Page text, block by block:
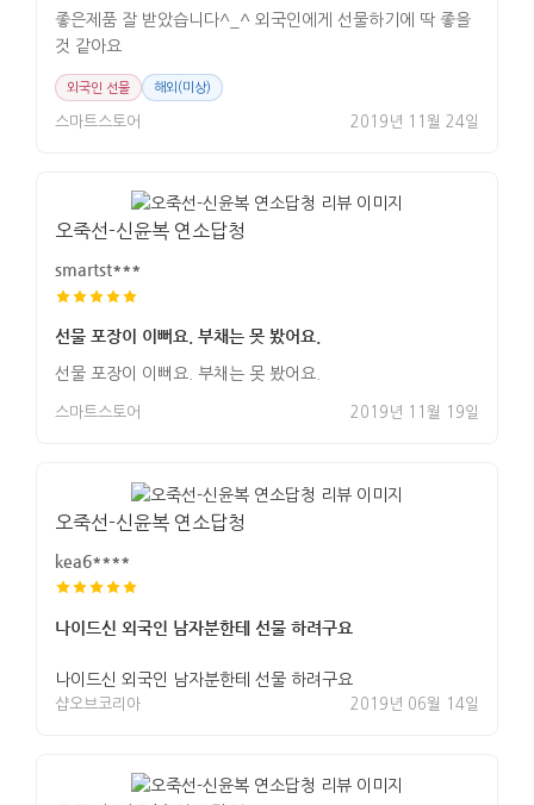
좋은제품 잘 받았습니다^_^ 외국인에게 선물하기에 딱 좋을
것 같아요
외국인 선물 해외(미상)
스마트스토어 2019년 11월 24일
오죽선-신윤복 연소답청
smartst***
선물 포장이 이뻐요. 부채는 못 봤어요.
선물 포장이 이뻐요. 부채는 못 봤어요.
스마트스토어 2019년 11월 19일
오죽선-신윤복 연소답청
kea6****
나이드신 외국인 남자분한테 선물 하려구요
나이드신 외국인 남자분한테 선물 하려구요
샵오브코리아 2019년 06월 14일